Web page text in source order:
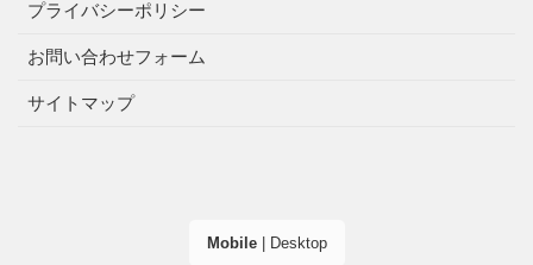
プライバシーポリシー
お問い合わせフォーム
サイトマップ
Mobile| Desktop